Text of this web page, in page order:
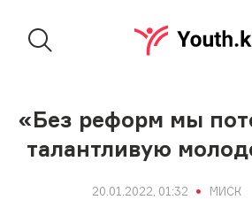
«Без реформ мы
талантливую
20.01.2022, 01:32 МИСК